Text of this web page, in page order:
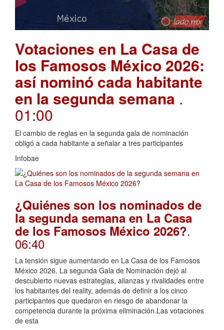
Votaciones en La Casa de
los Famosos México 2026:
así nominó cada habitante
en la segunda semana .
01:00
El cambio de reglas en la segunda gala de nominación
obligó a cada habitante a señalar a tres participantes
Infobae
¿Quiénes son los nominados de
la segunda semana en La Casa
de los Famosos México 2026?.
06:40
La tensión sigue aumentando en La Casa de los Famosos
México 2026. La segunda Gala de Nominación dejó al
descubierto nuevas estrategias, alianzas y rivalidades entre
los habitantes del reality, además de definir a los cinco
participantes que quedaron en riesgo de abandonar la
competencia durante la próxima eliminación.Las votaciones
de esta